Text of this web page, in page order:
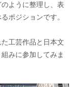
ように整理し、表
ポジションです。
工芸作品と日本文
みに参加してみま